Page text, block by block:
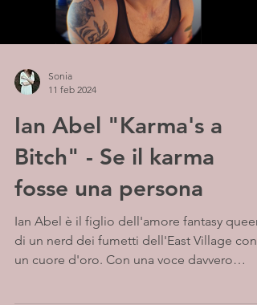
Sonia
11 feb 2024
Ian Abel "Karma's a
Bitch" - Se il karma
fosse una persona
Ian Abel è il figlio dell'amore fantasy queer
di un nerd dei fumetti dell'East Village con
un cuore d'oro. Con una voce davvero